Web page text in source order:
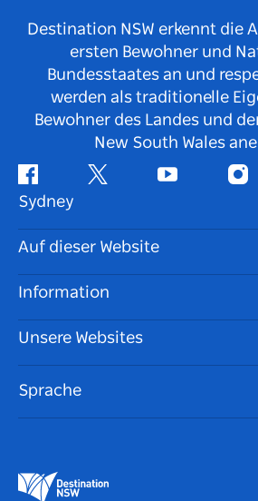
Destination NSW erkennt die
ersten Bewohner und
Bundesstaates an und
werden als traditionelle
Bewohner des Landes und
New South Wales
Facebook Twitter YouTube
Sydney
Kontaktieren Sie uns
Haftungsausschluss
Cookie Notice
Auf dieser Website
Reiseziele
Aktivitäten
Veranstaltungen
Unterkunft
Information
Reiseinformationen
Barrierefreies Sydney
Tragen Sie Ihr Unternehmen ein
Unsere Websites
Destination NSW Medienzentrum
Sprache